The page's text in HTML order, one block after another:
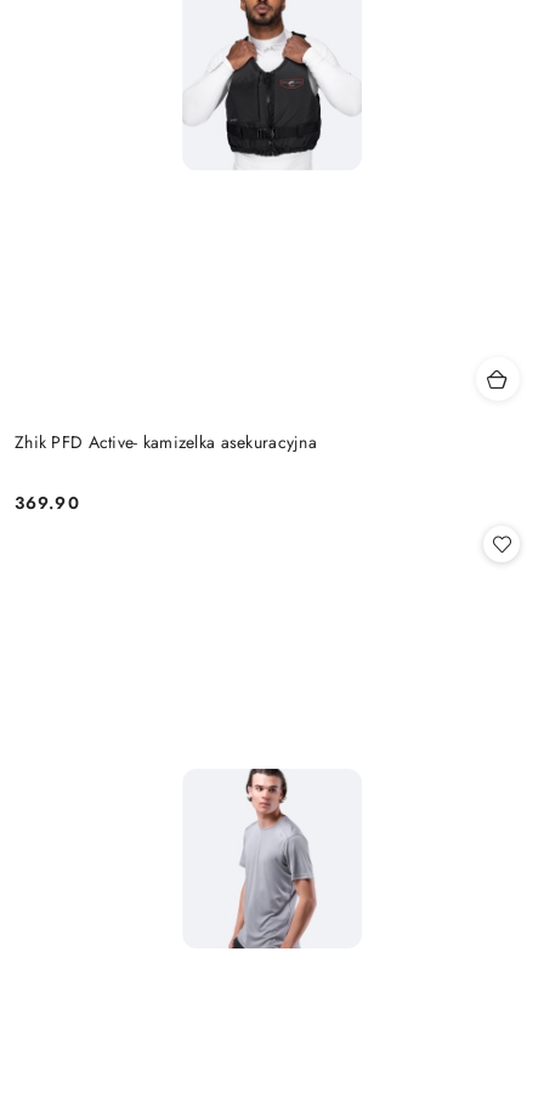
Zhik PFD Active- kamizelka asekuracyjna
Cena:
369.90